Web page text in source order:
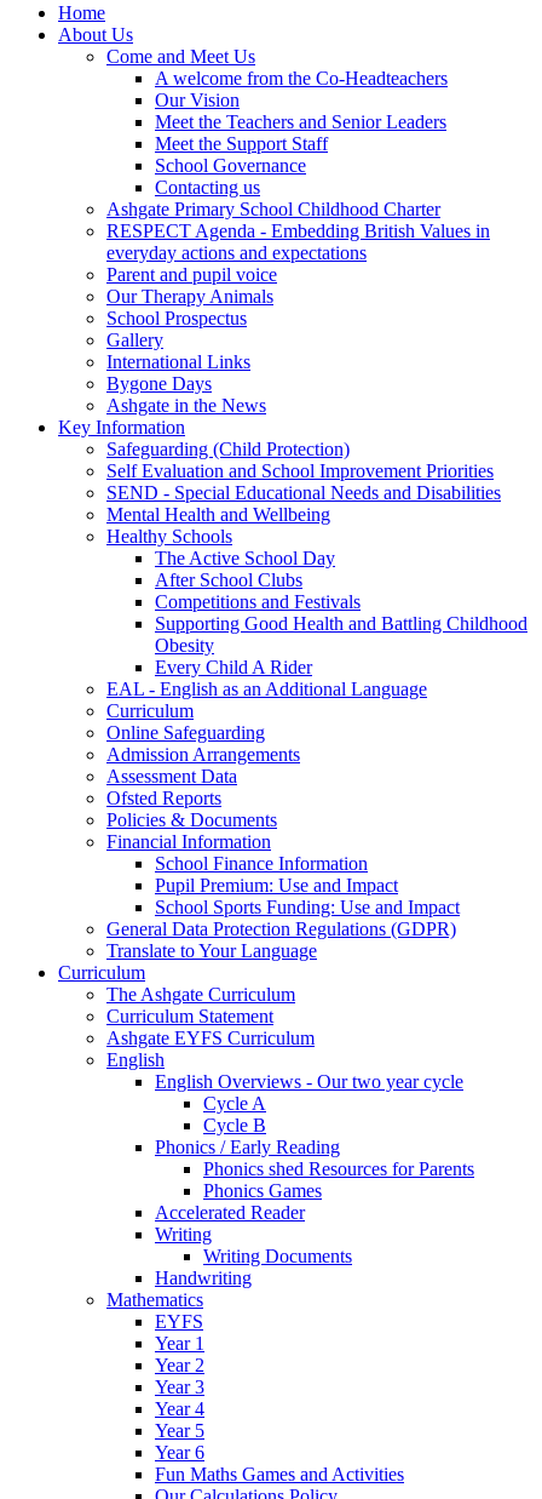
Home
About Us
Come and Meet Us
A welcome from the Co-Headteachers
Our Vision
Meet the Teachers and Senior Leaders
Meet the Support Staff
School Governance
Contacting us
Ashgate Primary School Childhood Charter
RESPECT Agenda - Embedding British Values in
everyday actions and expectations
Parent and pupil voice
Our Therapy Animals
School Prospectus
Gallery
International Links
Bygone Days
Ashgate in the News
Key Information
Safeguarding (Child Protection)
Self Evaluation and School Improvement Priorities
SEND - Special Educational Needs and Disabilities
Mental Health and Wellbeing
Healthy Schools
The Active School Day
After School Clubs
Competitions and Festivals
Supporting Good Health and Battling Childhood
Obesity
Every Child A Rider
EAL - English as an Additional Language
Curriculum
Online Safeguarding
Admission Arrangements
Assessment Data
Ofsted Reports
Policies & Documents
Financial Information
School Finance Information
Pupil Premium: Use and Impact
School Sports Funding: Use and Impact
General Data Protection Regulations (GDPR)
Translate to Your Language
Curriculum
The Ashgate Curriculum
Curriculum Statement
Ashgate EYFS Curriculum
English
English Overviews - Our two year cycle
Cycle A
Cycle B
Phonics / Early Reading
Phonics shed Resources for Parents
Phonics Games
Accelerated Reader
Writing
Writing Documents
Handwriting
Mathematics
EYFS
Year 1
Year 2
Year 3
Year 4
Year 5
Year 6
Fun Maths Games and Activities